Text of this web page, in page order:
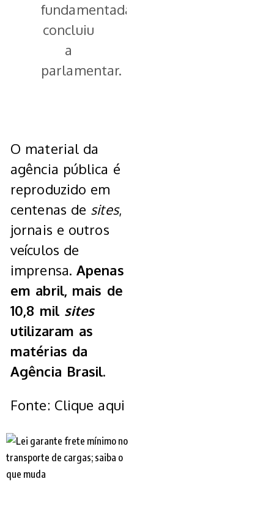
fundamentadas”,
concluiu
a
parlamentar.
O material da
agência pública é
reproduzido em
centenas de sites,
jornais e outros
veículos de
imprensa. Apenas
em abril, mais de
10,8 mil sites
utilizaram as
matérias da
Agência Brasil.
Fonte: Clique aqui